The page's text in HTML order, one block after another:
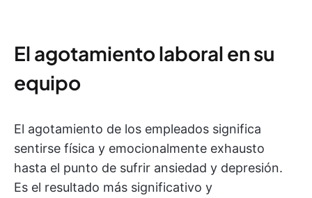
El agotamiento laboral en su
equipo
El agotamiento de los empleados significa
sentirse física y emocionalmente exhausto
hasta el punto de sufrir ansiedad y depresión.
Es el resultado más significativo y